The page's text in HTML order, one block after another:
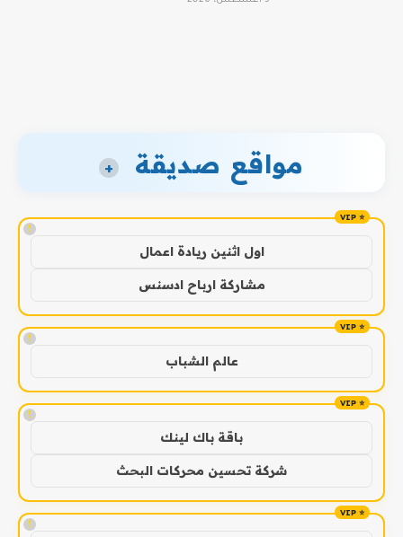
مواقع صديقة +
!
اول اثنين ريادة اعمال
مشاركة ارباح ادسنس
!
عالم الشباب
!
باقة باك لينك
شركة تحسين محركات البحث
!